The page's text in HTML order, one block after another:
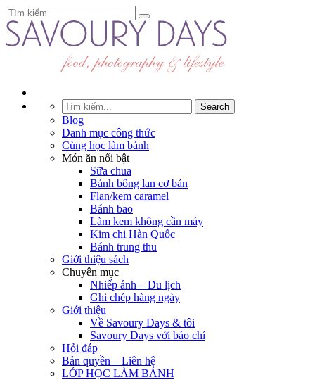
Blog
Danh mục công thức
Cùng học làm bánh
Món ăn nổi bật
Sữa chua
Bánh bông lan cơ bản
Flan/kem caramel
Bánh bao
Làm kem không cần máy
Kim chi Hàn Quốc
Bánh trung thu
Giới thiệu sách
Chuyên mục
Nhiếp ảnh – Du lịch
Ghi chép hàng ngày
Giới thiệu
Về Savoury Days & tôi
Savoury Days với báo chí
Hỏi đáp
Bản quyền – Liên hệ
LỚP HỌC LÀM BÁNH